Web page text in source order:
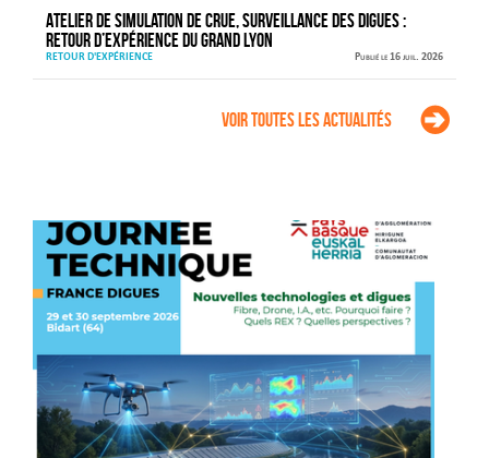
Atelier de simulation de crue, surveillance des digues :
retour d’expérience du Grand Lyon
RETOUR D'EXPÉRIENCE Publié le 16 juil. 2026
Voir toutes les actualités